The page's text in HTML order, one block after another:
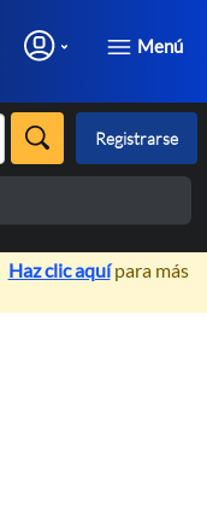
Menú
Registrarse
×
Haz clic aquípara más